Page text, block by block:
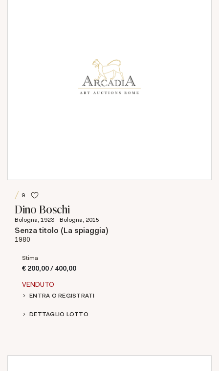
9
Dino Boschi
Bologna, 1923 - Bologna, 2015
Senza titolo (La spiaggia)
1980
Stima
€ 200,00 / 400,00
VENDUTO
ENTRA O REGISTRATI
DETTAGLIO LOTTO